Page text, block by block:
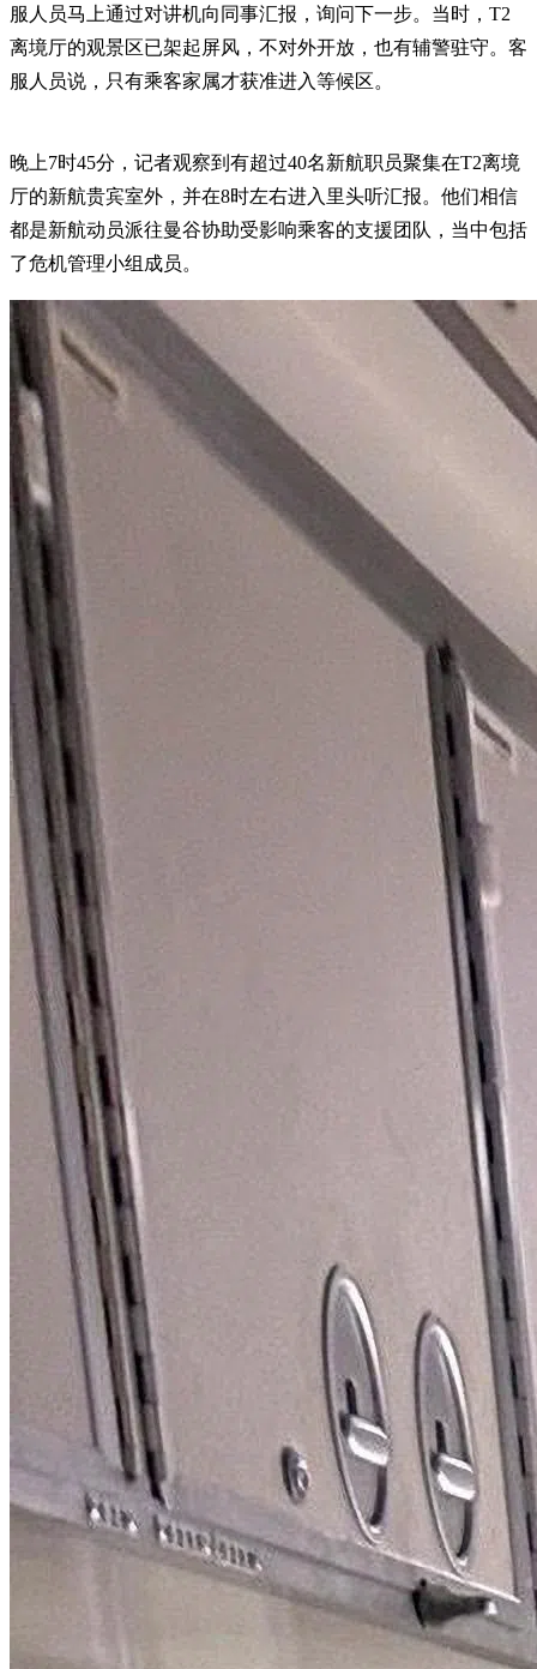
服人员马上通过对讲机向同事汇报，询问下一步。当时，T2
离境厅的观景区已架起屏风，不对外开放，也有辅警驻守。客
服人员说，只有乘客家属才获准进入等候区。
晚上7时45分，记者观察到有超过40名新航职员聚集在T2离境
厅的新航贵宾室外，并在8时左右进入里头听汇报。他们相信
都是新航动员派往曼谷协助受影响乘客的支援团队，当中包括
了危机管理小组成员。